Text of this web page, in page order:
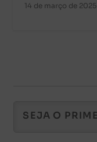
14 de março de 2025